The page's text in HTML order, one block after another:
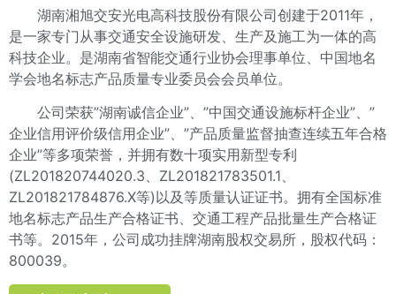
湖南湘旭交安光电高科技股份有限公司创建于2011年，
是一家专门从事交通安全设施研发、生产及施工为一体的高
科技企业。是湖南省智能交通行业协会理事单位、中国地名
学会地名标志产品质量专业委员会会员单位。
公司荣获”湖南诚信企业”、”中国交通设施标杆企业”、”
企业信用评价级信用企业”、”产品质量监督抽查连续五年合格
企业”等多项荣誉，并拥有数十项实用新型专利
(ZL201820744020.3、ZL201821783501.1、
ZL201821784876.X等)以及等质量认证证书。拥有全国标准
地名标志产品生产合格证书、交通工程产品批量生产合格证
书等。2015年，公司成功挂牌湖南股权交易所，股权代码：
800039。